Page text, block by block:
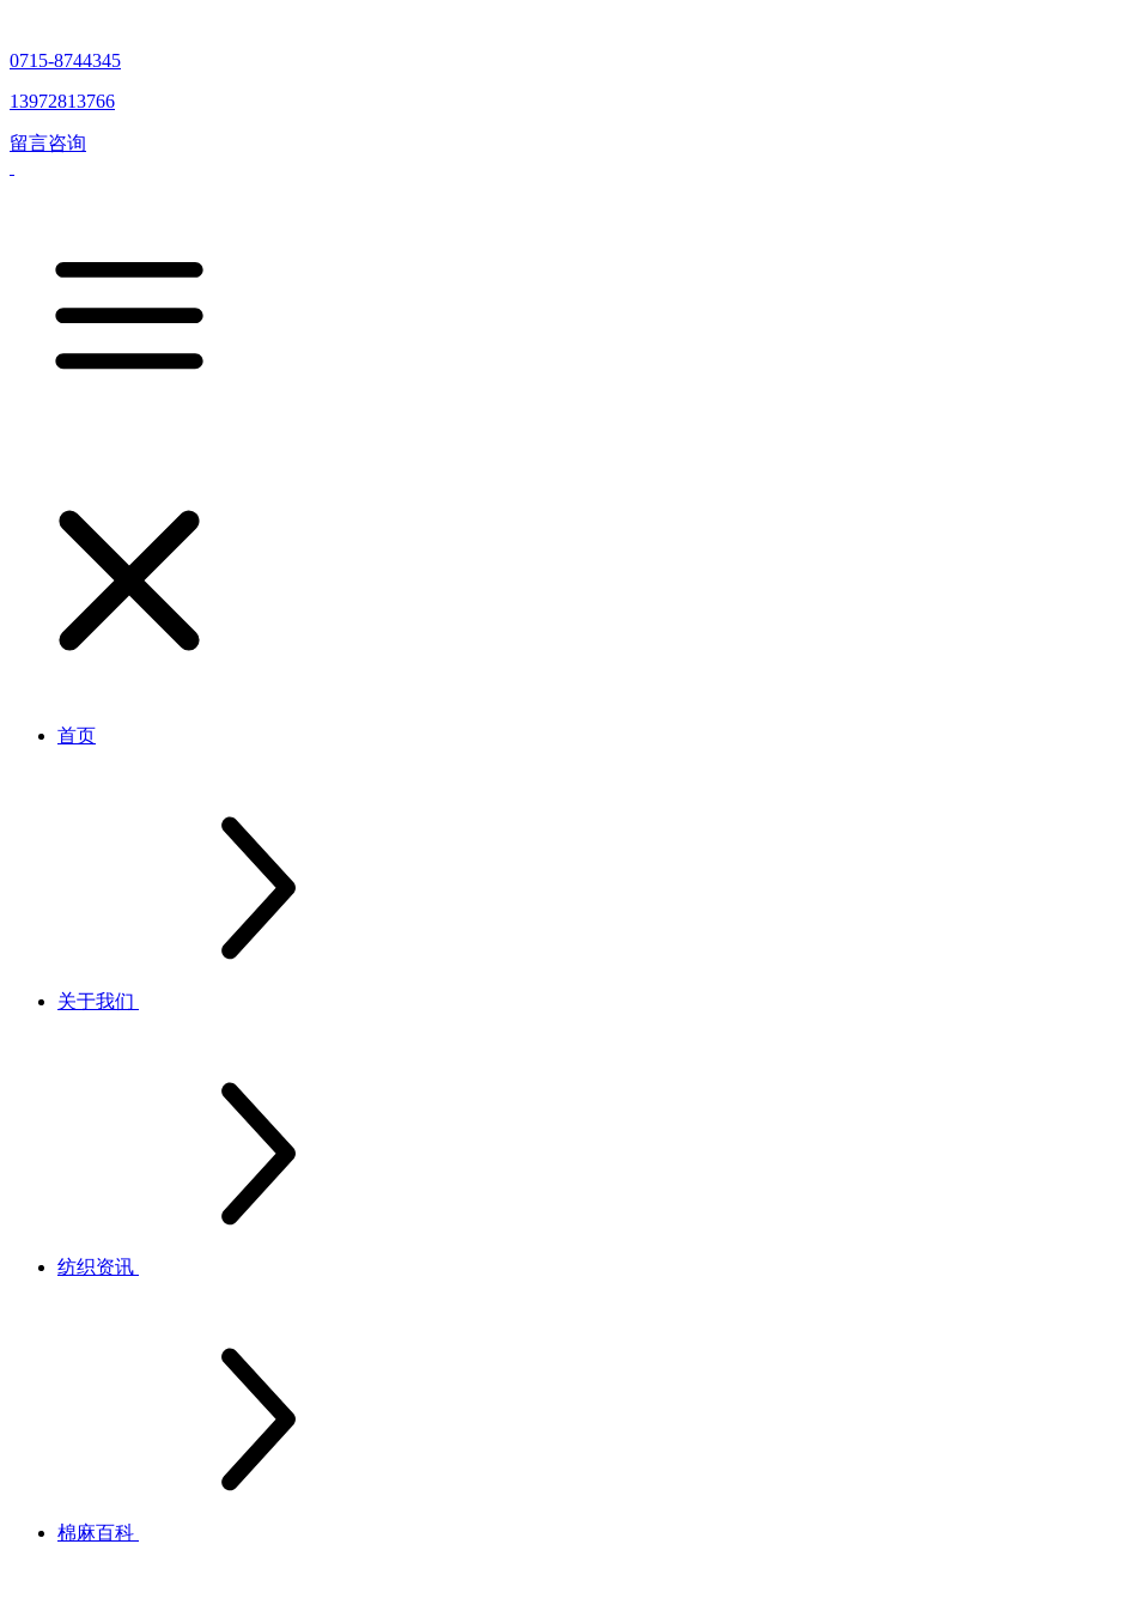
0715-8744345
13972813766
留言咨询
首页
关于我们
纺织资讯
棉麻百科